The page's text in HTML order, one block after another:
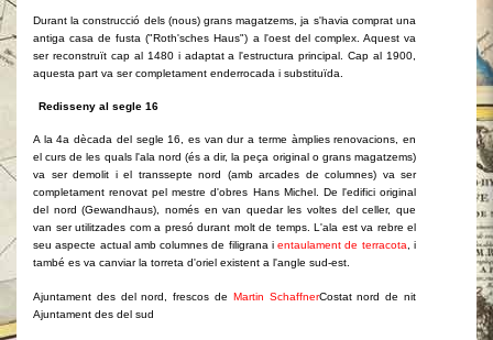
Durant la construcció dels (nous) grans magatzems, ja s'havia comprat una
antiga casa de fusta ("Roth'sches Haus") a l'oest del complex. Aquest va
ser reconstruït cap al 1480 i adaptat a l'estructura principal. Cap al 1900,
aquesta part va ser completament enderrocada i substituïda.
Redisseny al segle 16
A la 4a dècada del segle 16, es van dur a terme àmplies renovacions, en
el curs de les quals l'ala nord (és a dir, la peça original o grans magatzems)
va ser demolit i el transsepte nord (amb arcades de columnes) va ser
completament renovat pel mestre d'obres Hans Michel. De l'edifici original
del nord (Gewandhaus), només en van quedar les voltes del celler, que
van ser utilitzades com a presó durant molt de temps. L'ala est va rebre el
seu aspecte actual amb columnes de filigrana ientaulament de terracota , i
també es va canviar la torreta d'oriel existent a l'angle sud-est.
Ajuntament des del nord, frescos de Martin SchaffnerCostat nord de nit
Ajuntament des del sud